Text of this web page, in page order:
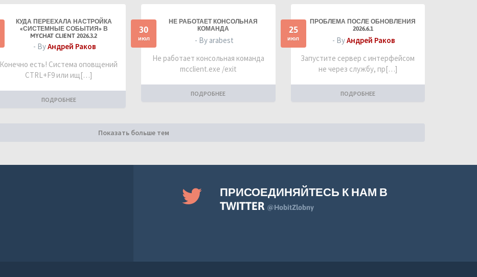
КУДА ПЕРЕЕХАЛА НАСТРОЙКА
«СИСТЕМНЫЕ СОБЫТИЯ» В
MYCHAT CLIENT 2026.3.2
- ByАндрей Раков
Конечно есть! Система оповщений
CTRL+F9 или ищ[…]
ПОДРОБНЕЕ
30
июл
НЕ РАБОТАЕТ КОНСОЛЬНАЯ
КОМАНДА
- By arabest
Не работает консольная команда
mcclient.exe /exit
ПОДРОБНЕЕ
25
июл
ПРОБЛЕМА ПОСЛЕ ОБНОВЛЕНИЯ
2026.6.1
- ByАндрей Раков
Запустите сервер с интерфейсом
не через службу, пр[…]
ПОДРОБНЕЕ
Показать больше тем
ПРИСОЕДИНЯЙТЕСЬ К НАМ В
TWITTER @HobitZlobny